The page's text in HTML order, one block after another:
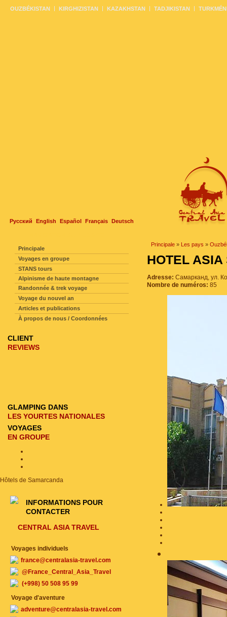
Русский English Español Français Deutsch
OUZBÉKISTAN KIRGHIZISTAN KAZAKHSTAN TADJIKISTAN
Principale » Les pays »
HOTEL
Adresse: Самарканд, ул.
Nombre de numéros: 85
Principale
Voyages en groupe
STANS tours
Alpinisme de haute montagne
Randonnée & trek voyage
Voyage du nouvel an
Articles et publications
À propos de nous / Coordonnées
CLIENT
REVIEWS
GLAMPING DANS
LES YOURTES NATIONALES
VOYAGES
EN GROUPE
Hôtels de Samarcanda
INFORMATIONS POUR
CONTACTER
CENTRAL ASIA TRAVEL
Voyages individuels
france@centralasia-travel.com
@France_Central_Asia_Travel
(+998) 50 508 95 99
Voyage d'aventure
adventure@centralasia-travel.com